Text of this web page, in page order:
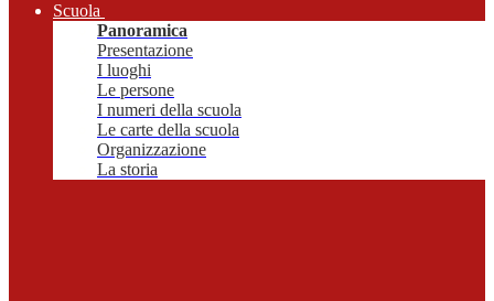
Scuola
Panoramica
Presentazione
I luoghi
Le persone
I numeri della scuola
Le carte della scuola
Organizzazione
La storia